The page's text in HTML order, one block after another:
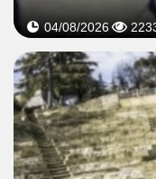
04/08/2026